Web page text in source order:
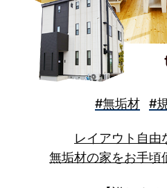
個人情報に関するお問い合
個人情報の取扱いに関するご
記窓口までお寄せください。
お問合わせ窓口 電話
#無垢材 #
レイアウト自由
無垢材の家をお手頃